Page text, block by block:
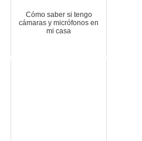
Cómo saber si tengo
cámaras y micrófonos en
mi casa